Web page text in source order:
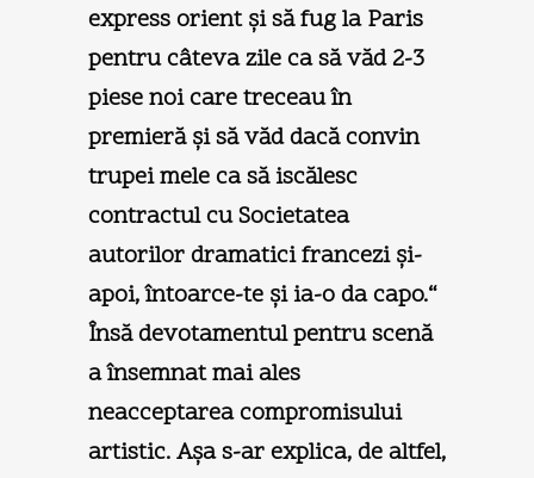
express orient şi să fug la Paris
pentru câteva zile ca să văd 2-3
piese noi care treceau în
premieră şi să văd dacă convin
trupei mele ca să iscălesc
contractul cu Societatea
autorilor dramatici francezi şi-
apoi, întoarce-te şi ia-o da capo.“
Însă devotamentul pentru scenă
a însemnat mai ales
neacceptarea compromisului
artistic. Aşa s-ar explica, de altfel,